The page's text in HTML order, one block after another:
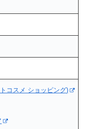
コスメ ショッピング)